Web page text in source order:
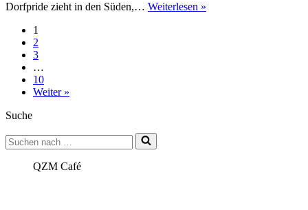
Dorfpride zieht in den Süden,… Weiterlesen »
1
2
3
…
10
Weiter »
Suche
Suchen
nach …
QZM Café